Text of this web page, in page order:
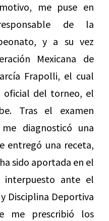
me puse en
de la
y a su vez
Mexicana de
Frapolli, el cual
oficial del torneo, el
Tras el examen
diagnosticó una
entregó una receta,
sido aportada en el
interpuesto ante el
Disciplina Deportiva
me prescribió los